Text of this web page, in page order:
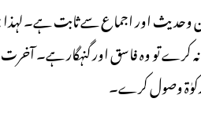
وحدیث اور اجماع سے ثابت ہے۔لہذا
نہ کرے تو وہ فاسق اور گنہگار
زکوٰۃ وصول کرے۔